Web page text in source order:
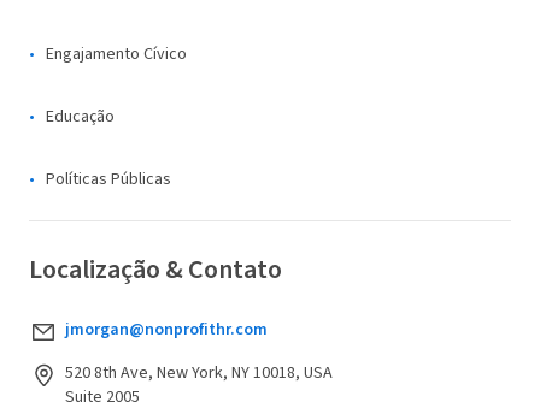
Engajamento Cívico
Educação
Políticas Públicas
Localização & Contato
jmorgan@nonprofithr.com
520 8th Ave, New York, NY 10018, USA
Suite 2005